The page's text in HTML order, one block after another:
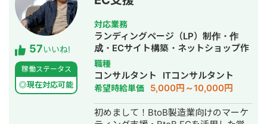
マーケティング等）を担当。 2022年3
月 名古屋大学理学部数学科卒。 2022
年4月〜 Webマーケ会社勤務。人材
系クライアントを主に担当。 2024年11
月 これまでの経験を活かして独立し、
株式会社プラマーケを設立。 ホームペ
ージ：https://plumarke.co.jp/ ■実績
（※一部抜粋） #広告運用 ・出張買取
サービスにて、ROAS350%など、好調
57いいね!
稼働ステータス
◎現在対応可能
対応業務
ランディングページ（LP）制作・作
成・ECサイト構築・ネットショップ作
成代行・SEO対策・新規事業立上・記
事作成代行・ライティング・ホームペ
ージ制作・作成・リスティング広告運
用代行・オウンドメディア制作・構
築・運用代行・営業代行・AI活用
職種
コンサルタント ITコンサルタント
希望時給単価 5,000円～10,000円
初めまして！BtoB製造業向けのマーケ